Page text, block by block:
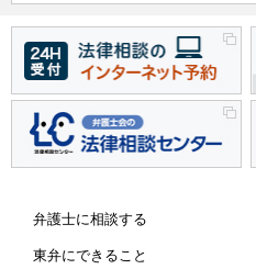
弁護士に相談する
東弁にできること